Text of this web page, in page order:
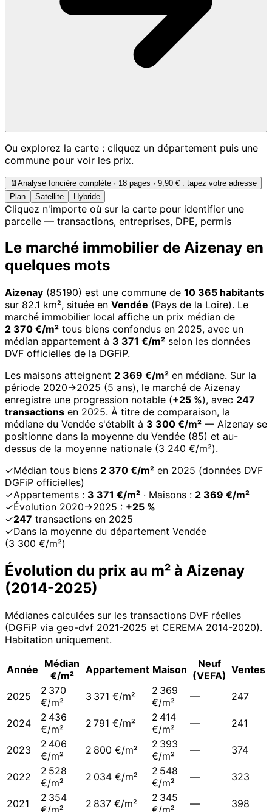
Ou explorez la carte : cliquez un département puis une
commune pour voir les prix.
📄 Analyse foncière complète · 18 pages · 9,90 € : tapez votre adresse
Plan
Satellite Hybride
Cliquez n'importe où sur la carte pour identifier une
parcelle — transactions, entreprises, DPE, permis
Le marché immobilier de Aizenay en
quelques mots
Aizenay (85190) est une commune de 10 365 habitants
sur 82.1 km², située en Vendée (Pays de la Loire). Le
marché immobilier local affiche un prix médian de
2 370 €/m² tous biens confondus en 2025, avec un
médian appartement à 3 371 €/m² selon les données
DVF officielles de la DGFiP.
Les maisons atteignent 2 369 €/m² en médiane. Sur la
période 2020→2025 (5 ans), le marché de Aizenay
enregistre une progression notable (+25 %), avec 247
transactions en 2025. À titre de comparaison, la
médiane du Vendée s'établit à 3 300 €/m² — Aizenay se
positionne dans la moyenne du Vendée (85) et au-
dessus de la moyenne nationale (3 240 €/m²).
✓Médian tous biens 2 370 €/m² en 2025 (données DVF
DGFiP officielles)
✓Appartements : 3 371 €/m² · Maisons : 2 369 €/m²
✓Évolution 2020→2025 : +25 %
✓247 transactions en 2025
✓Dans la moyenne du département Vendée
(3 300 €/m²)
Évolution du prix au m² à Aizenay
(2014-2025)
Médianes calculées sur les transactions DVF réelles
(DGFiP via geo-dvf 2021-2025 et CEREMA 2014-2020).
Habitation uniquement.
Année Médian
€/m²
Appartement Maison
Neuf
(VEFA) Ventes
2025
2 370
€/m²
3 371 €/m²
2 369
€/m²
— 247
2024
2 436
€/m²
2 791 €/m²
2 414
€/m²
— 241
2023
2 406
€/m²
2 800 €/m²
2 393
€/m²
— 374
2022
2 528
€/m²
2 034 €/m²
2 548
€/m²
— 323
2021
2 354
2 837 €/m²
2 345
— 398